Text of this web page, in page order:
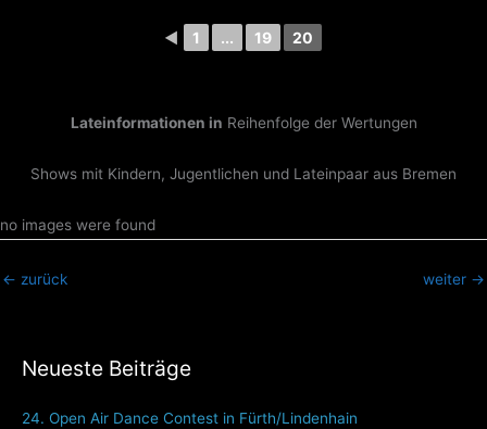
Neueste Beiträge
24. Open Air Dance Contest in Fürth/Lindenhain
◄ 1 ... 19 20
Lateinformationen in Reihenfolge der Wertungen
Shows mit Kindern, Jugentlichen und Lateinpaar aus Bremen
no images were found
← zurück weiter →